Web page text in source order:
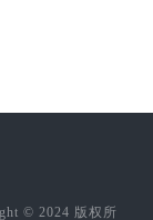
© 2024 版权所